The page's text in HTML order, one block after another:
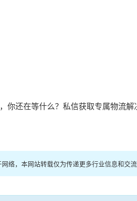
还在等什么？私信获取专属物流解
，本网站转载仅为传递更多行业信息和交